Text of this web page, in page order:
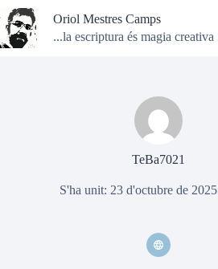
Omet
al
contingut
Oriol Mestres Camps
...la escriptura és magia creativa
TeBa7021
S'ha unit: 23 d'octubre de 2025